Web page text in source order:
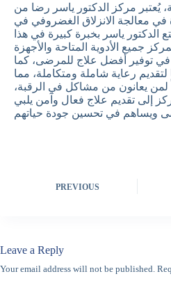
يُعتبر مركز الدكتور ياسر رضا من
في معالجة الانزلاق الغضروفي في
الدكتور ياسر بخبرة كبيرة في هذا
جميع الأدوية المتاحة والأجهزة
في توفير أفضل علاج للمرضى، كما
لتقديم رعاية شاملة ومتكاملة، مما
لمن يعانون من مشاكل في الرقبة،
إلى تقديم علاج فعال وآمن يلبي
PREVIOUS
Leave a Reply
Your email address will not be published.